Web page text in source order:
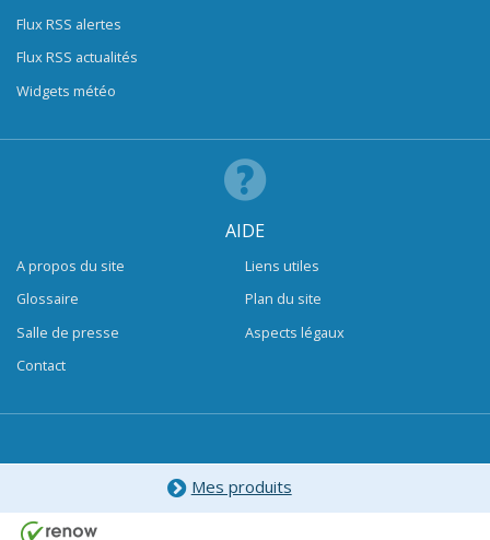
Flux RSS alertes
Flux RSS actualités
Widgets météo
AIDE
A propos du site
Glossaire
Salle de presse
Contact
Liens utiles
Plan du site
Aspects légaux
Mes produits